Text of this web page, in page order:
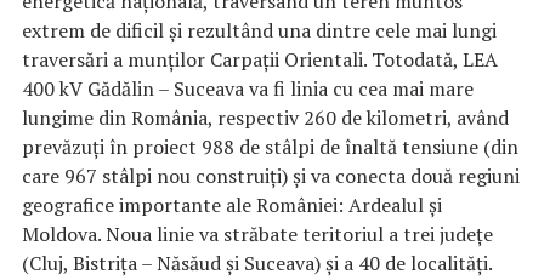
extrem de dificil și rezultând una dintre cele mai lungi
traversări a munţilor Carpaţii Orientali. Totodată, LEA
400 kV Gădălin – Suceava va fi linia cu cea mai mare
lungime din România, respectiv 260 de kilometri, având
prevăzuți în proiect 988 de stâlpi de înaltă tensiune (din
care 967 stâlpi nou construiți) și va conecta două regiuni
geografice importante ale României: Ardealul și
Moldova. Noua linie va străbate teritoriul a trei județe
(Cluj, Bistrița – Năsăud și Suceava) și a 40 de localități.